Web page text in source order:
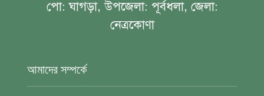
পো: ঘাগড়া, উপজেলা: পূর্বধলা, জেলা:
নেত্রকোণা
আমাদের সম্পর্কে